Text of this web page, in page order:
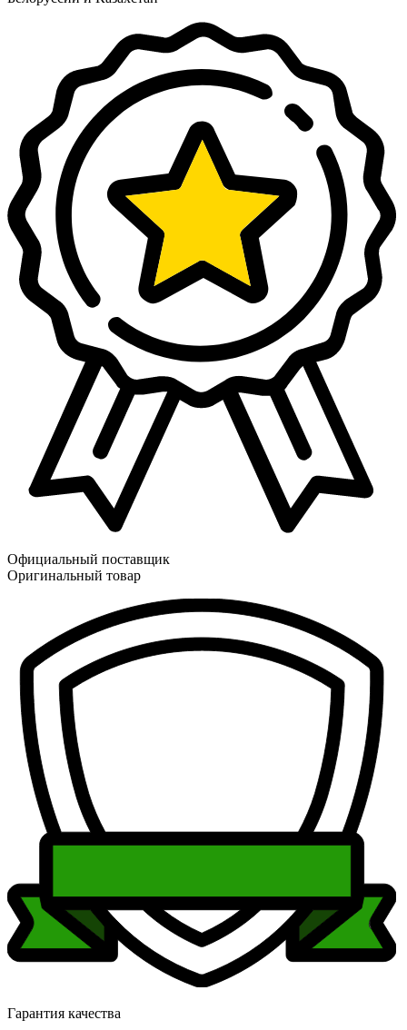
Официальный поставщик
Оригинальный товар
Гарантия качества